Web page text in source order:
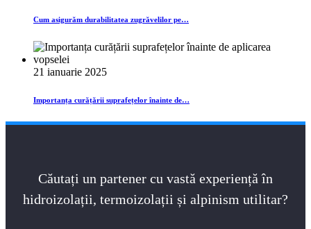
Cum asigurăm durabilitatea zugrăvelilor pe…
21 ianuarie 2025
Importanța curățării suprafețelor înainte de…
Căutați un partener cu vastă experiență în
hidroizolații, termoizolații și alpinism utilitar?